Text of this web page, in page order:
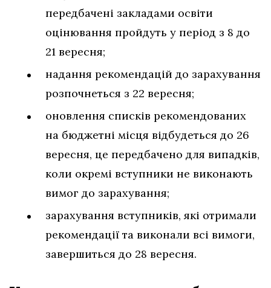
передбачені закладами освіти
оцінювання пройдуть у період з 8 до
21 вересня;
надання рекомендацій до зарахування
розпочнеться з 22 вересня;
оновлення списків рекомендованих
на бюджетні місця відбудеться до 26
вересня, це передбачено для випадків,
коли окремі вступники не виконають
вимог до зарахування;
зарахування вступників, які отримали
рекомендації та виконали всі вимоги,
завершиться до 28 вересня.